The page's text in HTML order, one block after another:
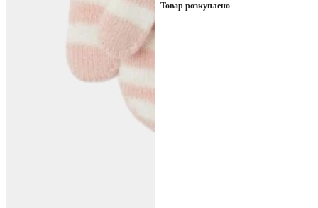
Товар розкуплено